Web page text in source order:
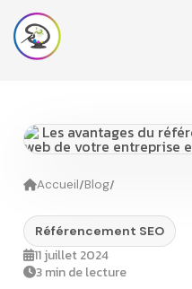
Accueil/Blog/
Référencement SEO
11 juillet 2024
3 min de lecture